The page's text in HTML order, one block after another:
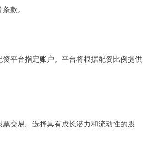
款。
平台指定账户。平台将根据配资比例提供
交易。选择具有成长潜力和流动性的股